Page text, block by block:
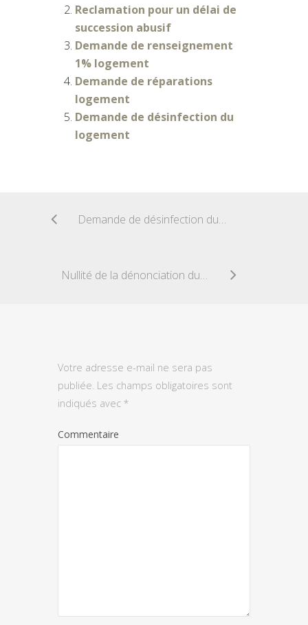
Reclamation pour un délai de
succession abusif
Demande de renseignement
1% logement
Demande de réparations
logement
Demande de désinfection du
logement
Demande de désinfection du logement
Nullité de la dénonciation du bail
Votre adresse e-mail ne sera pas
publiée. Les champs obligatoires sont
indiqués avec *
Commentaire